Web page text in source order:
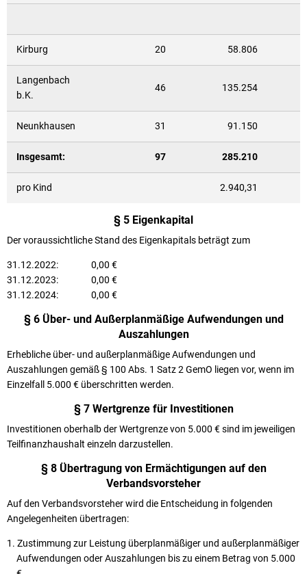
Kirburg 20 58.806
Langenbach
b.K.
46 135.254
Neunkhausen 31 91.150
Insgesamt: 97 285.210
pro Kind 2.940,31
§ 5 Eigenkapital
Der voraussichtliche Stand des Eigenkapitals beträgt zum
31.12.2022: 0,00 €
31.12.2023: 0,00 €
31.12.2024: 0,00 €
§ 6 Über- und Außerplanmäßige Aufwendungen und
Auszahlungen
Erhebliche über- und außerplanmäßige Aufwendungen und
Auszahlungen gemäß § 100 Abs. 1 Satz 2 GemO liegen vor, wenn im
Einzelfall 5.000 € überschritten werden.
§ 7 Wertgrenze für Investitionen
Investitionen oberhalb der Wertgrenze von 5.000 € sind im jeweiligen
Teilfinanzhaushalt einzeln darzustellen.
§ 8 Übertragung von Ermächtigungen auf den
Verbandsvorsteher
Auf den Verbandsvorsteher wird die Entscheidung in folgenden
Angelegenheiten übertragen:
Zustimmung zur Leistung überplanmäßiger und außerplanmäßiger
Aufwendungen oder Auszahlungen bis zu einem Betrag von 5.000